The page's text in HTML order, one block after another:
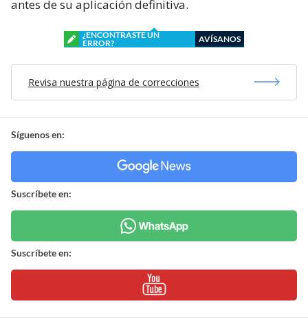
antes de su aplicación definitiva.
¿ENCONTRASTE UN
ERROR?
AVÍSANOS
Revisa nuestra página de correcciones
Síguenos en:
Suscríbete en:
Suscríbete en: